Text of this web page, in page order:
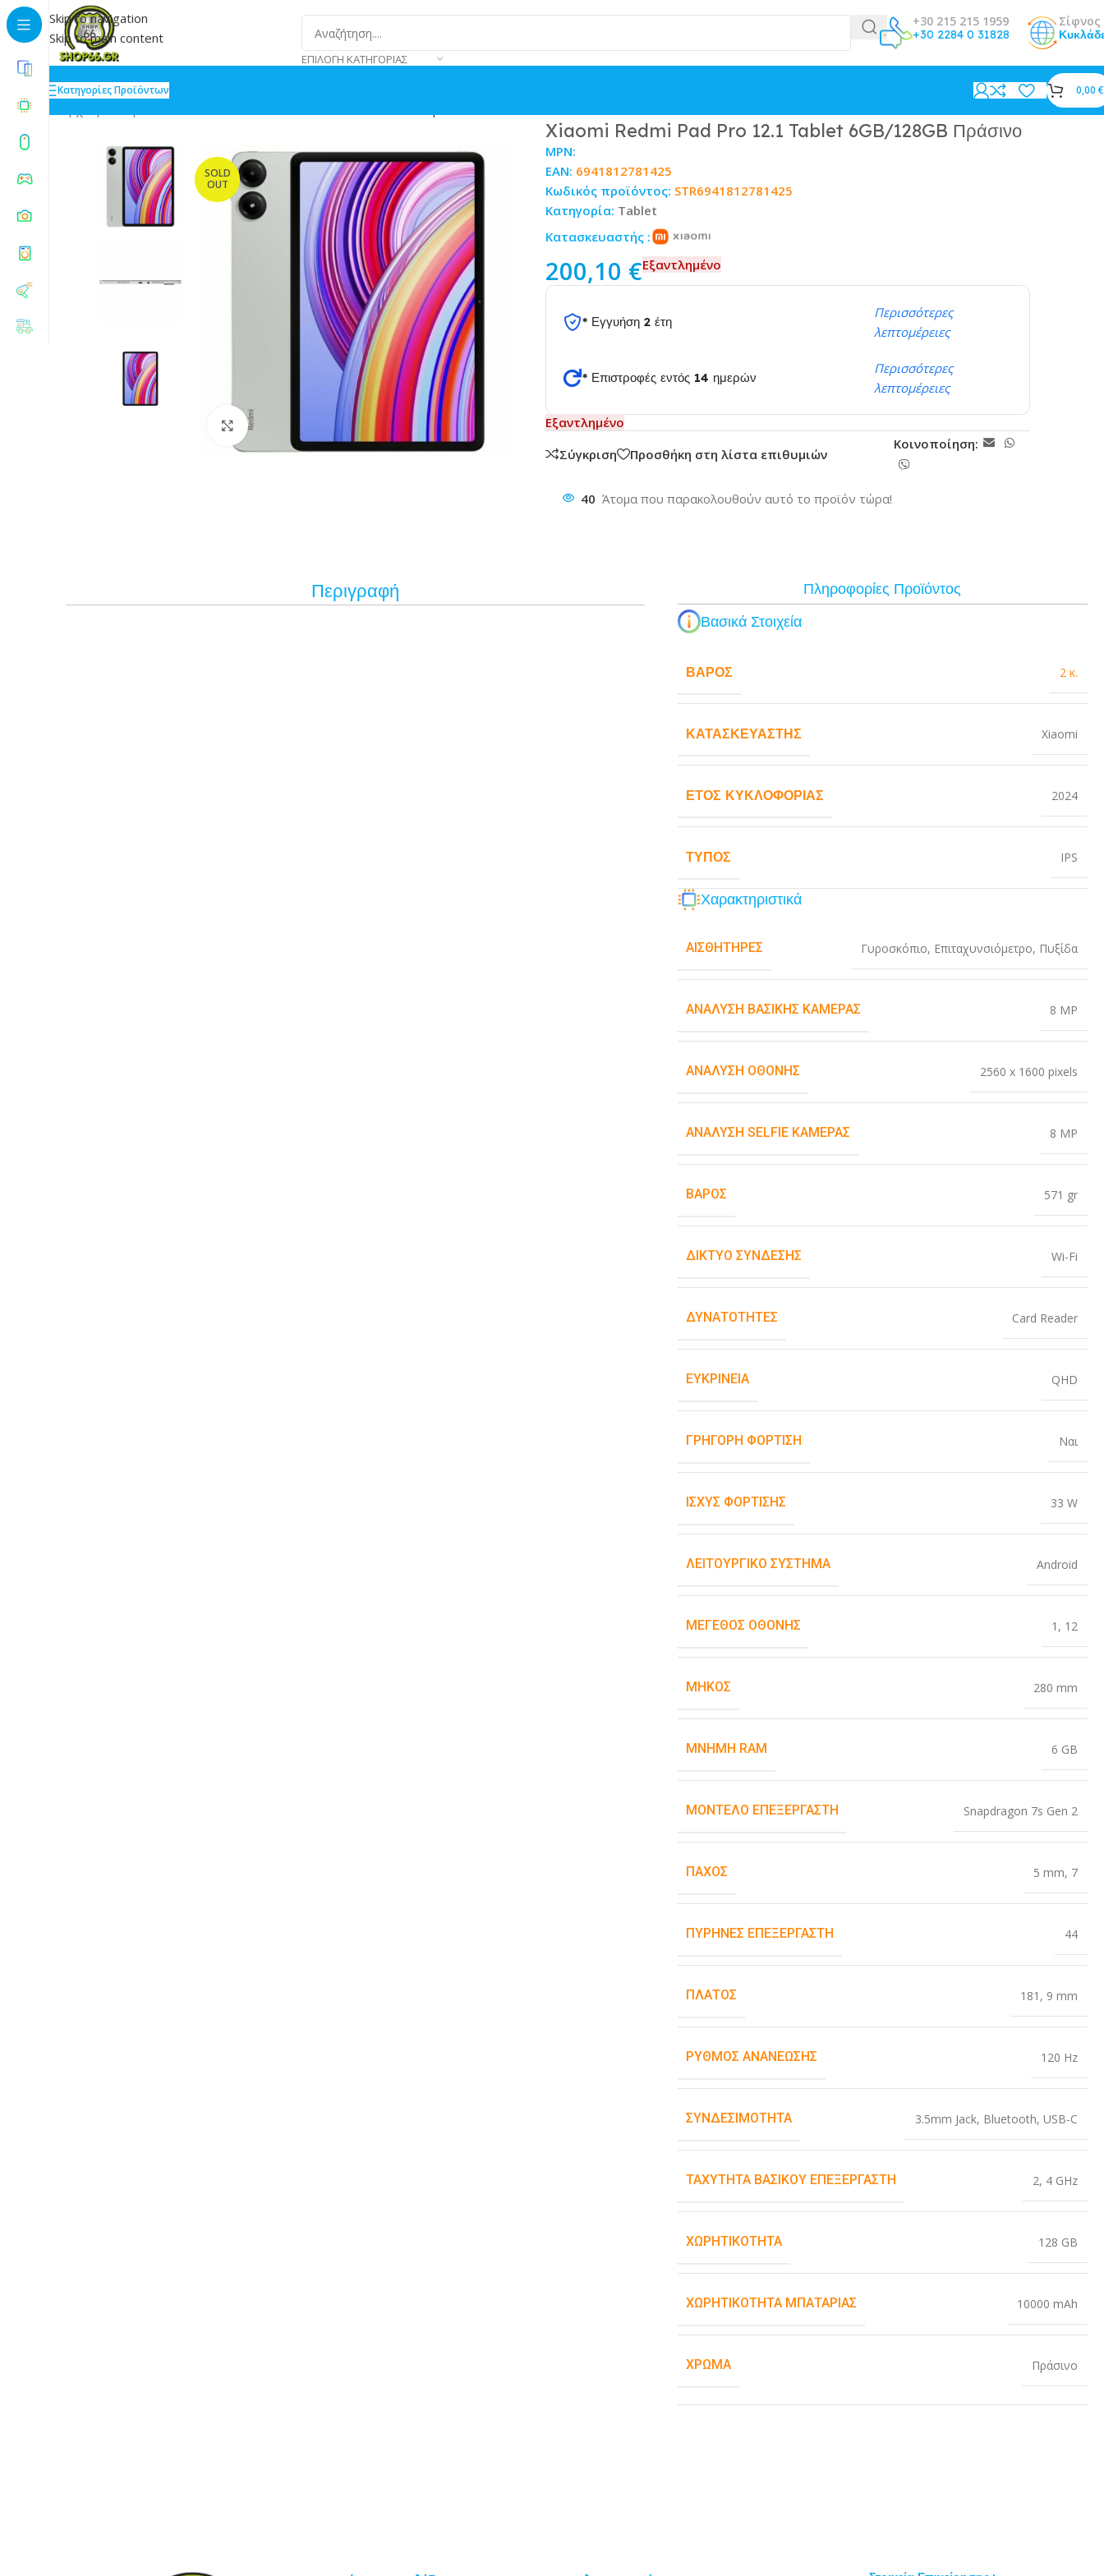
Skip to navigation
Skip to main content
ΕΠΙΛΟΓΉ ΚΑΤΗΓΟΡΊΑΣ
+30 215 215 1959
+30 2284 0 31828
Σίφνος
Κατηγορίες Προϊόντων 0,00 €
SOLD
OUT
Κάντε κλικ για μεγέθυνση
Xiaomi Redmi Pad Pro 12.1 Tablet 6GB/128GB Πράσινο
Κατασκευαστής :
MPN:
EAN: 6941812781425
Κωδικός προϊόντος: STR6941812781425
Κατηγορία: Tablet
200,10 €Εξαντλημένο
* Εγγυήση 2 έτη
Περισσότερες
λεπτομέρειες
* Επιστροφές εντός 14 ημερών
Περισσότερες
λεπτομέρειες
Εξαντλημένο
Σύγκριση
Προσθήκη στη λίστα επιθυμιών
Κοινοποίηση:
40 Άτομα που παρακολουθούν αυτό το προϊόν τώρα!
Περιγραφή
Πληροφορίες Προϊόντος
Βασικά Στοιχεία
ΒΆΡΟΣ 2 κ.
ΚΑΤΑΣΚΕΥΑΣΤΉΣ Xiaomi
ΈΤΟΣ ΚΥΚΛΟΦΟΡΊΑΣ 2024
ΤΎΠΟΣ IPS
Χαρακτηριστικά
ΑΙΣΘΗΤΉΡΕΣ Γυροσκόπιο, Επιταχυνσιόμετρο, Πυξίδα
ΑΝΆΛΥΣΗ ΒΑΣΙΚΉΣ ΚΆΜΕΡΑΣ 8 MP
ΑΝΆΛΥΣΗ ΟΘΌΝΗΣ 2560 x 1600 pixels
ΑΝΆΛΥΣΗ SELFIE ΚΆΜΕΡΑΣ 8 MP
ΒΆΡΟΣ 571 gr
ΔΊΚΤΥΟ ΣΎΝΔΕΣΗΣ Wi-Fi
ΔΥΝΑΤΌΤΗΤΕΣ Card Reader
ΕΥΚΡΊΝΕΙΑ QHD
ΓΡΉΓΟΡΗ ΦΌΡΤΙΣΗ Ναι
ΙΣΧΎΣ ΦΌΡΤΙΣΗΣ 33 W
ΛΕΙΤΟΥΡΓΙΚΌ ΣΎΣΤΗΜΑ Android
ΜΈΓΕΘΟΣ ΟΘΌΝΗΣ 1 , 12
ΜΉΚΟΣ 280 mm
ΜΝΉΜΗ RAM 6 GB
ΜΟΝΤΈΛΟ ΕΠΕΞΕΡΓΑΣΤΉ Snapdragon 7s Gen 2
ΠΆΧΟΣ 5 mm, 7
ΠΥΡΉΝΕΣ ΕΠΕΞΕΡΓΑΣΤΉ 44
ΠΛΆΤΟΣ 181 , 9 mm
ΡΥΘΜΌΣ ΑΝΑΝΈΩΣΗΣ 120 Hz
ΣΥΝΔΕΣΙΜΌΤΗΤΑ 3.5mm Jack, Bluetooth, USB-C
ΤΑΧΎΤΗΤΑ ΒΑΣΙΚΟΎ ΕΠΕΞΕΡΓΑΣΤΉ 2, 4 GHz
ΧΩΡΗΤΙΚΌΤΗΤΑ 128 GB
ΧΩΡΗΤΙΚΌΤΗΤΑ ΜΠΑΤΑΡΊΑΣ 10000 mAh
ΧΡΏΜΑ Πράσινο